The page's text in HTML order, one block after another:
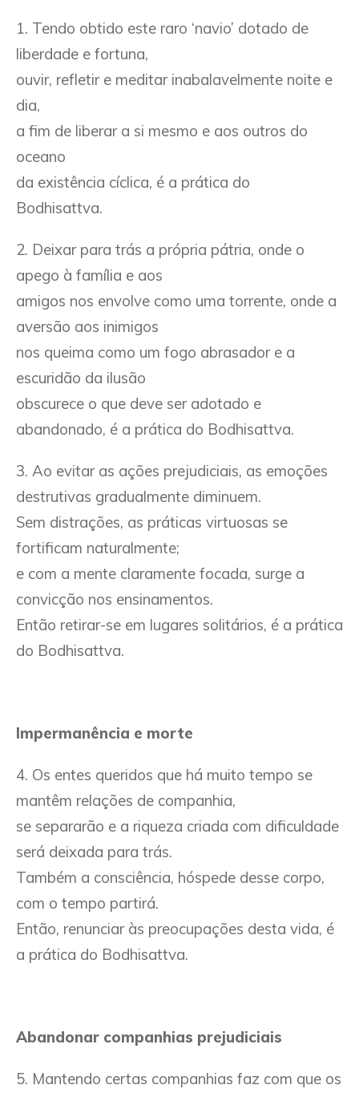
1. Tendo obtido este raro ‘navio’ dotado de
liberdade e fortuna,
ouvir, refletir e meditar inabalavelmente noite e
dia,
a fim de liberar a si mesmo e aos outros do
oceano
da existência cíclica, é a prática do
Bodhisattva.
2. Deixar para trás a própria pátria, onde o
apego à família e aos
amigos nos envolve como uma torrente, onde a
aversão aos inimigos
nos queima como um fogo abrasador e a
escuridão da ilusão
obscurece o que deve ser adotado e
abandonado, é a prática do Bodhisattva.
3. Ao evitar as ações prejudiciais, as emoções
destrutivas gradualmente diminuem.
Sem distrações, as práticas virtuosas se
fortificam naturalmente;
e com a mente claramente focada, surge a
convicção nos ensinamentos.
Então retirar-se em lugares solitários, é a prática
do Bodhisattva.
Impermanência e morte
4. Os entes queridos que há muito tempo se
mantêm relações de companhia,
se separarão e a riqueza criada com dificuldade
será deixada para trás.
Também a consciência, hóspede desse corpo,
com o tempo partirá.
Então, renunciar às preocupações desta vida, é
a prática do Bodhisattva.
Abandonar companhias prejudiciais
5. Mantendo certas companhias faz com que os